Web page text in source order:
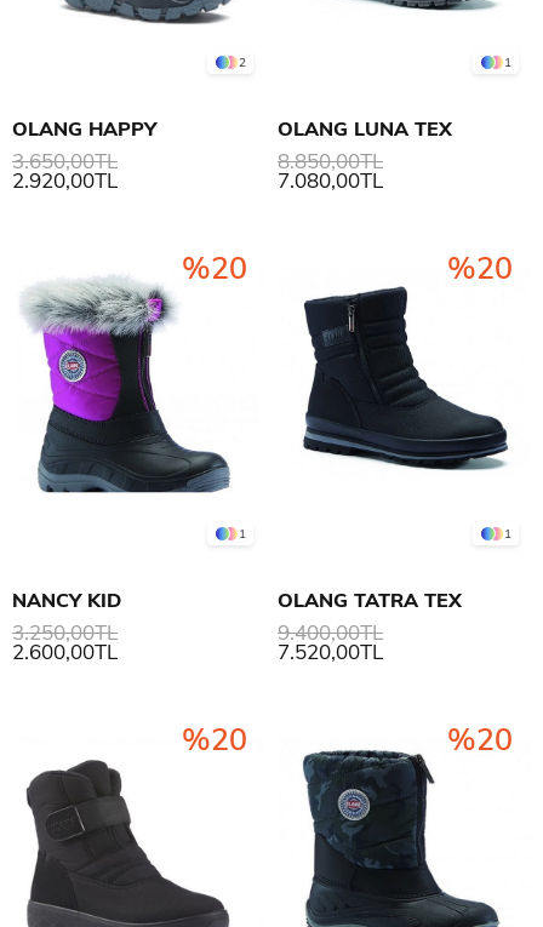
2
OLANG HAPPY
2.920,00TL
3.650,00TL
1
OLANG LUNA TEX
7.080,00TL
8.850,00TL
1
NANCY KID
2.600,00TL
3.250,00TL
%20
1
OLANG TATRA TEX
7.520,00TL
9.400,00TL
%20
%20 %20